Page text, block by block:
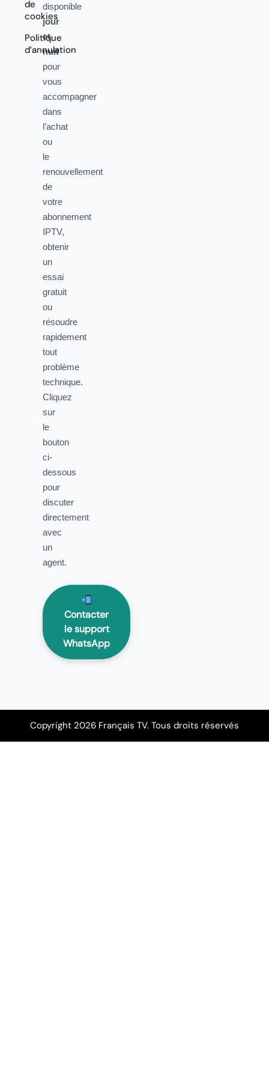
de
cookies
Politique
d’annulation
disponible
jour
et
nuit
pour
vous
accompagner
dans
l’achat
ou
le
renouvellement
de
votre
abonnement
IPTV,
obtenir
un
essai
gratuit
ou
résoudre
rapidement
tout
problème
technique.
Cliquez
sur
le
bouton
ci-
dessous
pour
discuter
directement
avec
un
agent.
Contacter
le support
WhatsApp
Copyright 2026 Français TV. Tous droits réservés